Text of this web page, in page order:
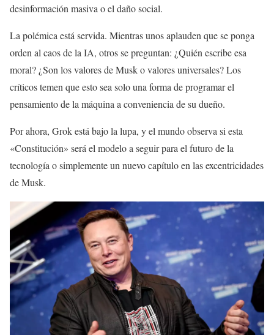
desinformación masiva o el daño social.
La polémica está servida. Mientras unos aplauden que se ponga
orden al caos de la IA, otros se preguntan: ¿Quién escribe esa
moral? ¿Son los valores de Musk o valores universales? Los
críticos temen que esto sea solo una forma de programar el
pensamiento de la máquina a conveniencia de su dueño.
Por ahora, Grok está bajo la lupa, y el mundo observa si esta
«Constitución» será el modelo a seguir para el futuro de la
tecnología o simplemente un nuevo capítulo en las excentricidades
de Musk.